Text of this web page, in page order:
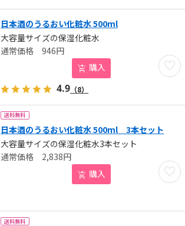
日本酒のうるおい化粧水 500ml
大容量サイズの保湿化粧水
お気
946円
購入
4.9 （8）
送料無料
日本酒のうるおい化粧水 500ml 3本セット
大容量サイズの保湿化粧水3本セット
お気
2,838円
購入
送料無料